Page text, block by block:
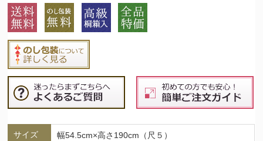
サイズ 幅54.5cm×高さ190cm（尺５）